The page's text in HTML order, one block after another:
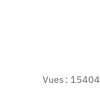
Vues : 15404